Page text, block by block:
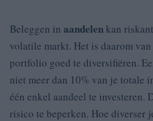
Beleggen in aandelen kan
volatile markt. Het is daarom
portfolio goed te diversifiëren.
niet meer dan 10% van je totale
één enkel aandeel te investeren.
risico te beperken. Hoe diverser